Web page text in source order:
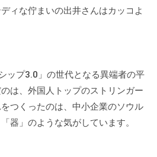
ィな佇まいの出井さんはカッコよ
ップ3.0」の世代となる異端者の平
は、外国人トップのストリンガー
つくったのは、中小企業のソウル
器」のような気がしています。